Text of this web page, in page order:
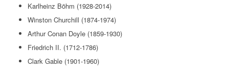
Karlheinz Böhm (1928-2014)
Winston Churchill (1874-1974)
Arthur Conan Doyle (1859-1930)
Friedrich II. (1712-1786)
Clark Gable (1901-1960)